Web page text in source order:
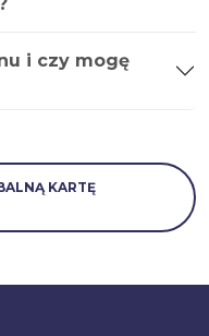
i czy mogę
KARTĘ